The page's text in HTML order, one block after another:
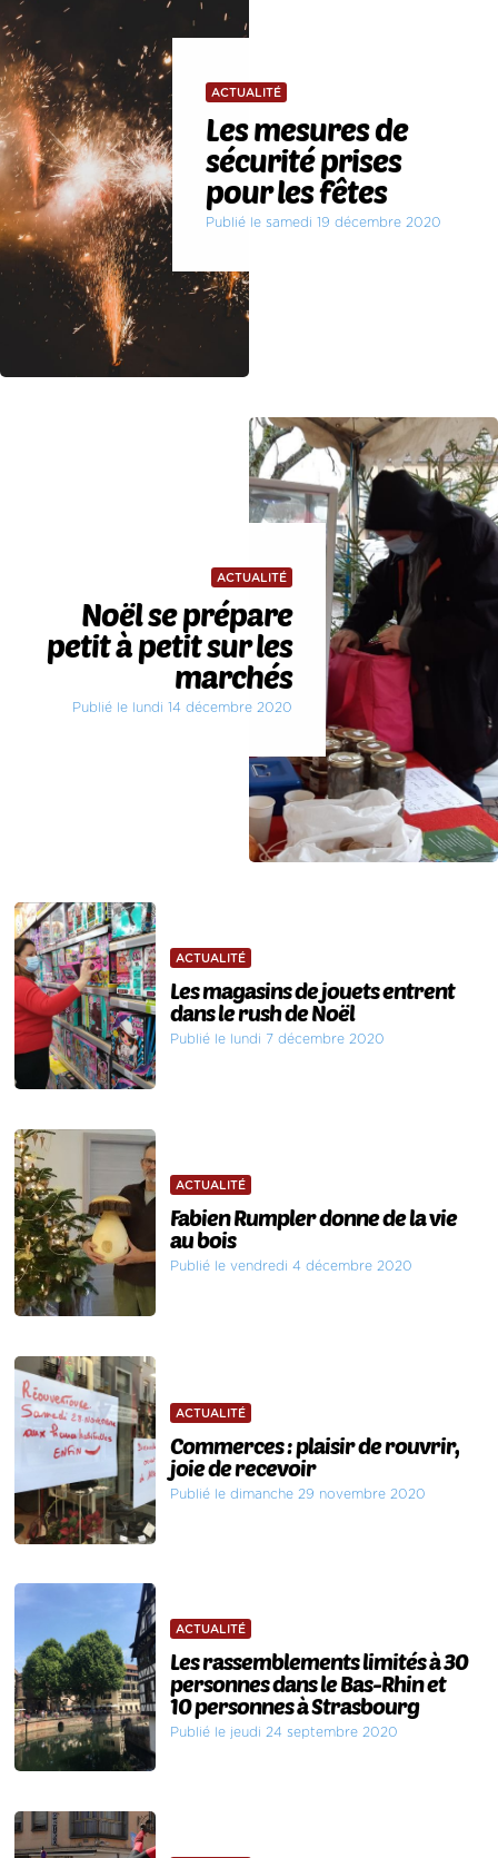
ACTUALITÉ
Les mesures de
sécurité prises
pour les fêtes
Publié le samedi 19 décembre 2020
ACTUALITÉ
Noël se prépare
petit à petit sur les
marchés
Publié le lundi 14 décembre 2020
ACTUALITÉ
Les magasins de jouets entrent
dans le rush de Noël
Publié le lundi 7 décembre 2020
ACTUALITÉ
Fabien Rumpler donne de la vie
au bois
Publié le vendredi 4 décembre 2020
ACTUALITÉ
Commerces : plaisir de rouvrir,
joie de recevoir
Publié le dimanche 29 novembre 2020
ACTUALITÉ
Les rassemblements limités à 30
personnes dans le Bas-Rhin et
10 personnes à Strasbourg
Publié le jeudi 24 septembre 2020